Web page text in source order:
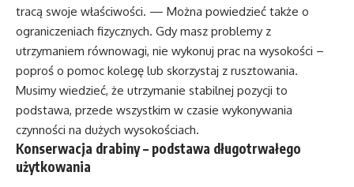
tracą swoje właściwości. — Można powiedzieć także o
ograniczeniach fizycznych. Gdy masz problemy z
utrzymaniem równowagi, nie wykonuj prac na wysokości –
poproś o pomoc kolegę lub skorzystaj z rusztowania.
Musimy wiedzieć, że utrzymanie stabilnej pozycji to
podstawa, przede wszystkim w czasie wykonywania
czynności na dużych wysokościach.
Konserwacja drabiny – podstawa długotrwałego
użytkowania